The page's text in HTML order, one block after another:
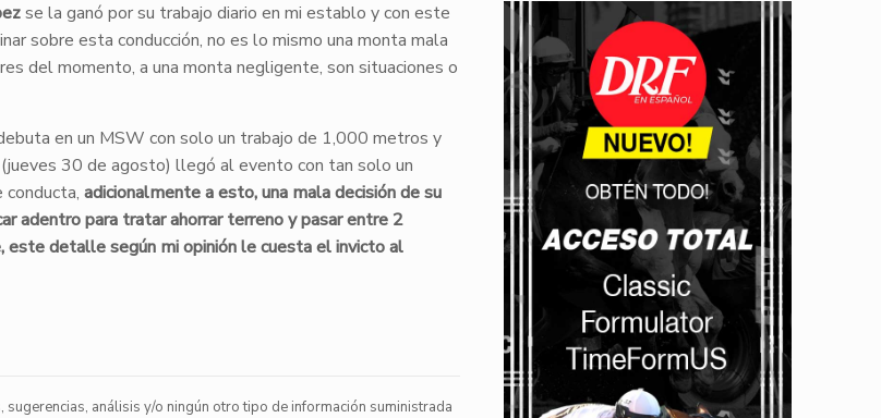
se la ganó por su trabajo diario en mi establo y con este
sobre esta conducción, no es lo mismo una monta mala
del momento, a una monta negligente, son situaciones o
en un MSW con solo un trabajo de 1,000 metros y
30 de agosto) llegó al evento con tan solo un
adicionalmente a esto, una mala decisión de su
adentro para tratar ahorrar terreno y pasar entre 2
detalle según mi opinión le cuesta el invicto al
análisis y/o ningún otro tipo de información suministrada